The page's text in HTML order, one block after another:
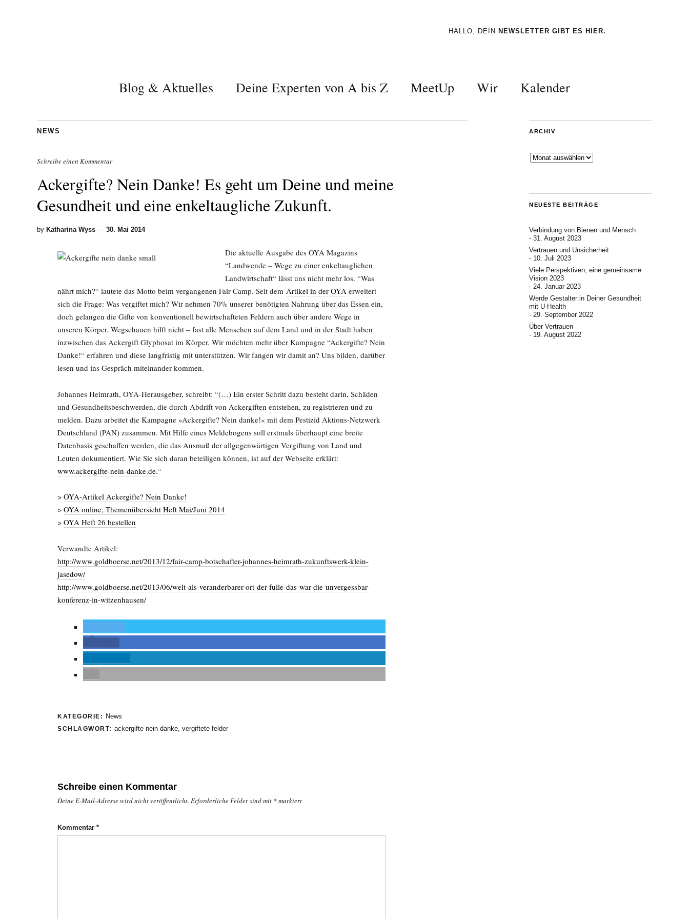
HALLO, DEIN NEWSLETTER GIBT ES HIER.
Blog & Aktuelles Deine Experten von A bis Z MeetUp Wir Kalender
NEWS
Schreibe einen Kommentar
Ackergifte? Nein Danke! Es geht um Deine und meine
Gesundheit und eine enkeltaugliche Zukunft.
by Katharina Wyss — 30. Mai 2014
Die aktuelle Ausgabe des OYA Magazins
“Landwende – Wege zu einer enkeltauglichen
Landwirtschaft“ lässt uns nicht mehr los. “Was
nährt mich?“ lautete das Motto beim vergangenen Fair Camp. Seit dem Artikel in der OYA erweitert
sich die Frage: Was vergiftet mich? Wir nehmen 70% unserer benötigten Nahrung über das Essen ein,
doch gelangen die Gifte von konventionell bewirtschafteten Feldern auch über andere Wege in
unseren Körper. Wegschauen hilft nicht – fast alle Menschen auf dem Land und in der Stadt ­haben
inzwischen das Ackergift ­Glyphosat im Körper. Wir möchten mehr über Kampagne “Ackergifte? Nein
Danke!“ erfahren und diese langfristig mit unterstützen. Wir fangen wir damit an? Uns bilden, darüber
lesen und ins Gespräch miteinander kommen.
Johannes Heimrath, OYA-Herausgeber, schreibt: “(…) Ein erster Schritt dazu besteht darin, Schäden
und Gesundheitsbeschwerden, die durch Abdrift von Ackergiften entstehen, zu registrieren und zu
melden. Dazu arbeitet die Kampagne »Ackergifte? Nein danke!« mit dem Pestizid Aktions-Netzwerk
Deutschland (PAN) zusammen. Mit Hilfe eines Meldebogens soll erstmals überhaupt eine breite
Datenbasis geschaffen werden, die das Ausmaß der allgegenwärtigen Vergiftung von Land und
Leuten dokumentiert. Wie Sie sich daran beteiligen können, ist auf der Webseite erklärt:
www.ackergifte-nein-danke.de.“
> OYA-Artikel Ackergifte? Nein Danke!
> OYA online, Themenübersicht Heft Mai/Juni 2014
> OYA Heft 26 bestellen
Verwandte Artikel:
http://www.goldboerse.net/2013/12/fair-camp-botschafter-johannes-heimrath-zukunftswerk-klein-
jasedow/
http://www.goldboerse.net/2013/06/welt-als-veranderbarer-ort-der-fulle-das-war-die-unvergessbar-
konferenz-in-witzenhausen/
KATEGORIE: News
SCHLAGWORT: ackergifte nein danke, vergiftete felder
Schreibe einen Kommentar
Deine E-Mail-Adresse wird nicht veröffentlicht. Erforderliche Felder sind mit *markiert
Kommentar *
ARCHIV
Archiv
NEUESTE BEITRÄGE
Verbindung von Bienen und Mensch
31. August 2023
Vertrauen und Unsicherheit
10. Juli 2023
Viele Perspektiven, eine gemeinsame
Vision 2023
24. Januar 2023
Werde Gestalter:in Deiner Gesundheit
mit U-Health
29. September 2022
Über Vertrauen
19. August 2022